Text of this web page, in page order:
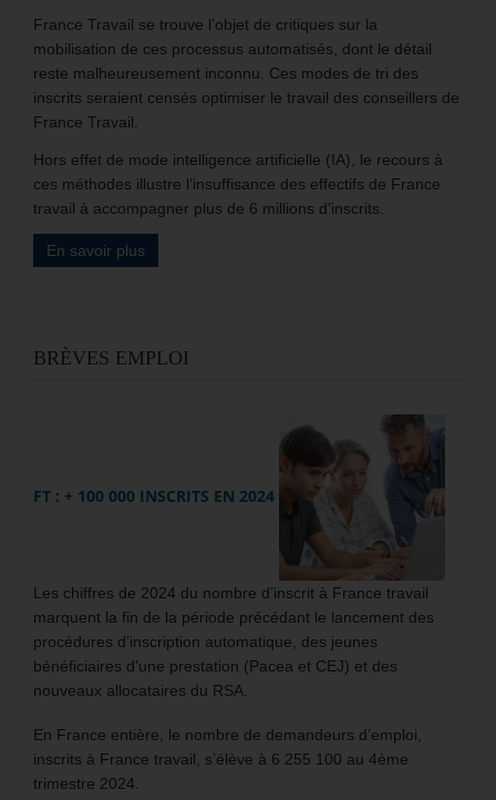
France Travail se trouve l’objet de critiques sur la
mobilisation de ces processus automatisés, dont le détail
reste malheureusement inconnu. Ces modes de tri des
inscrits seraient censés optimiser le travail des conseillers de
France Travail.
Hors effet de mode intelligence artificielle (IA), le recours à
ces méthodes illustre l’insuffisance des effectifs de France
travail à accompagner plus de 6 millions d’inscrits.
En savoir plus
BRÈVES EMPLOI
FT : + 100 000 INSCRITS EN 2024
Les chiffres de 2024 du nombre d’inscrit à France travail
marquent la fin de la période précédant le lancement des
procédures d’inscription automatique, des jeunes
bénéficiaires d’une prestation (Pacea et CEJ) et des
nouveaux allocataires du RSA.
En France entière, le nombre de demandeurs d’emploi,
inscrits à France travail, s’élève à 6 255 100 au 4ème
trimestre 2024.